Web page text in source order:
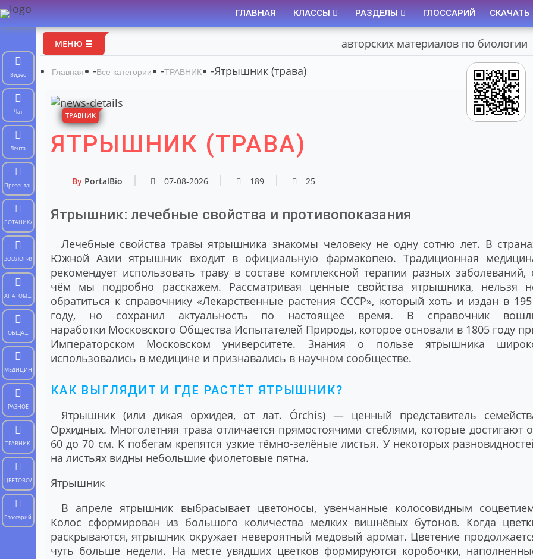
ГЛАВНАЯ КЛАССЫ РАЗДЕЛЫ ГЛОССАРИЙ СКАЧАТЬ
Видео
Чат
Лента
Презентации
БОТАНИКА
ЗООЛОГИЯ
АНАТОМИЯ
ЧЕЛОВЕКА
ОБЩАЯ
БИОЛОГИЯ
МЕДИЦИНА
РАЗНОЕ
ТРАВНИК
ЦВЕТОВОД
Глоссарий
МЕНЮ ☰ Портал авторских материалов по биологии
Главная -Все категории -ТРАВНИК -Ятрышник (трава)
ТРАВНИК
ЯТРЫШНИК (ТРАВА)
ByPortalBio 07-08-2026 189 25
Ятрышник: лечебные свойства и противопоказания
Лечебные свойства травы ятрышника знакомы человеку не одну сотню лет. В
Южной Азии ятрышник входит в официальную фармакопею. Традиционная
рекомендует использовать траву в составе комплексной терапии разных заболеваний,
чём мы подробно расскажем. Рассматривая ценные свойства ятрышника, нельзя
обратиться к справочнику «Лекарственные растения СССР», который хоть и издан в
году, но сохранил актуальность по настоящее время. В справочник
наработки Московского Общества Испытателей Природы, которое основали в 1805 году
Императорском Московском университете. Знания о пользе ятрышника
использовались в медицине и признавались в научном сообществе.
КАК ВЫГЛЯДИТ И ГДЕ РАСТЁТ ЯТРЫШНИК?
Ятрышник (или дикая орхидея, от лат. Órchis) — ценный представитель
Орхидных. Многолетняя трава отличается прямостоячими стеблями, которые достигают
60 до 70 см. К побегам крепятся узкие тёмно-зелёные листья. У некоторых
на листьях видны небольшие фиолетовые пятна.
Ятрышник
В апреле ятрышник выбрасывает цветоносы, увенчанные колосовидным
Колос сформирован из большого количества мелких вишнёвых бутонов. Когда
раскрываются, ятрышник окружает невероятный медовый аромат. Цветение
чуть больше недели. На месте увядших цветков формируются коробочки,